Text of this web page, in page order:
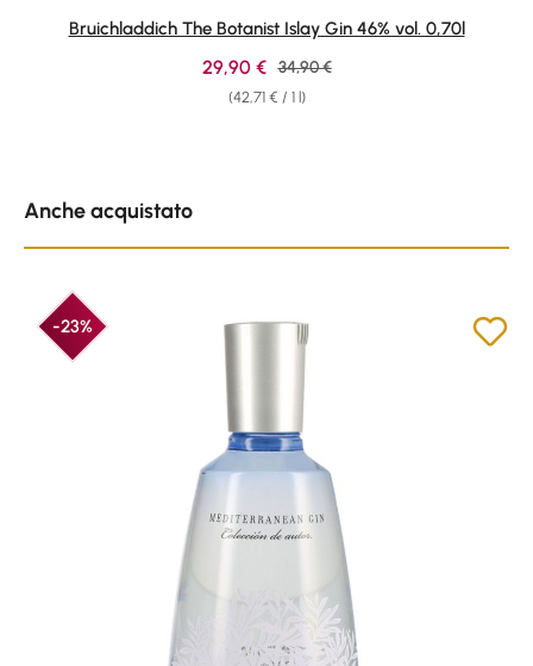
Average rating of 4.89 out of 5 stars
Bruichladdich The Botanist Islay Gin 46% vol. 0,70l
(42,71 € / 1 l)
Sale price:
29,90 € Regular price:
34,90 €
Anche acquistato
-23%